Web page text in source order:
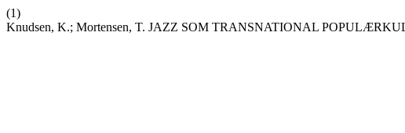
(1)
Knudsen, K.; Mortensen, T. JAZZ SOM TRANSNATIONAL